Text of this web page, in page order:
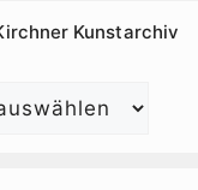
Kunstarchiv